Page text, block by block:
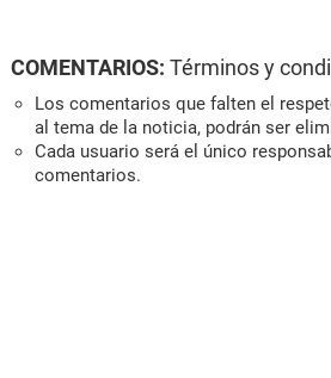
COMENTARIOS: Términos y
Los comentarios que falten el
al tema de la noticia, podrán ser
Cada usuario será el único
comentarios.